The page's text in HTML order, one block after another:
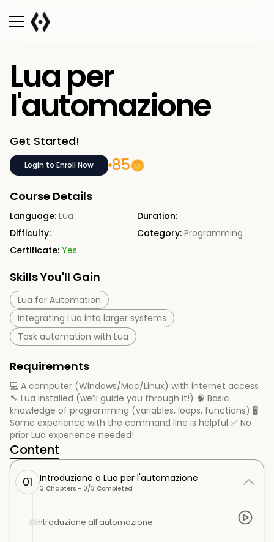
Lua per
l'automazione
Get Started!
Login to Enroll Now 85
Course Details
Language: Lua
Duration:
Difficulty:
Category: Programming
Certificate: Yes
Skills You'll Gain
Lua for Automation
Integrating Lua into larger systems
Task automation with Lua
Requirements
💻 A computer (Windows/Mac/Linux) with internet access
🔧 Lua installed (we’ll guide you through it!) 🧠 Basic
knowledge of programming (variables, loops, functions) 🖥️
Some experience with the command line is helpful ✅ No
prior Lua experience needed!
Content
01 Introduzione a Lua per l'automazione
3 Chapters - 0/3 Completed
Introduzione all'automazione